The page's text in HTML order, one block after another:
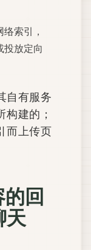
索引，
投放定向
自有服务
构建的；
而上传页
回
天